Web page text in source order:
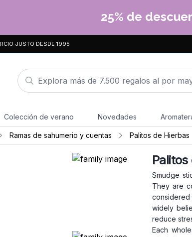
25% de
JUSTO DESDE 1995
Colección de verano Novedades
Ramas de sahumerio y cuentas Palitos de Hierbas
Smudge
They are
considered
widely
reduce
Each